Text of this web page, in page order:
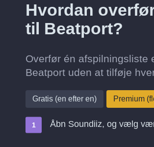
Hvordan
til Beatport?
Overfør én afspilningsliste
Beatport uden at tilføje
Gratis (en efter en) Premium
Åbn Soundiiz, og vælg